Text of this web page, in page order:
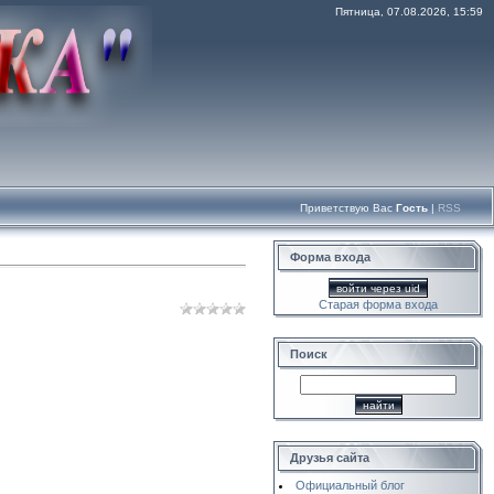
Пятница, 07.08.2026, 15:59
Приветствую Вас Гость | RSS
Форма входа
войти через uid
Старая форма входа
Поиск
Друзья сайта
Официальный блог